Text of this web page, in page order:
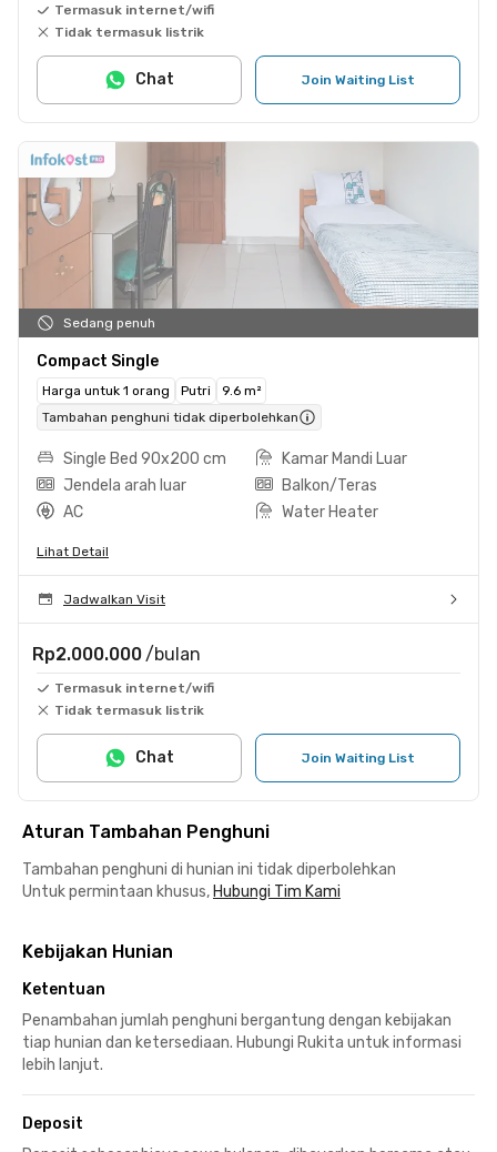
Termasuk internet/wifi
Tidak termasuk listrik
Join Waiting List
Chat
Sedang penuh
Compact Single
Harga untuk 1 orang Putri
9.6 m²
Tambahan penghuni tidak diperbolehkan
Single Bed 90x200 cm
Kamar Mandi Luar
Jendela arah luar
Balkon/Teras
AC
Water Heater
Lihat Detail
Jadwalkan Visit
Rp2.000.000 /bulan
Termasuk internet/wifi
Tidak termasuk listrik
Join Waiting List
Chat
Aturan Tambahan Penghuni
Tambahan penghuni di hunian ini tidak diperbolehkan
Untuk permintaan khusus, Hubungi Tim Kami
Kebijakan Hunian
Ketentuan
Penambahan jumlah penghuni bergantung dengan kebijakan
tiap hunian dan ketersediaan. Hubungi Rukita untuk informasi
lebih lanjut.
Deposit